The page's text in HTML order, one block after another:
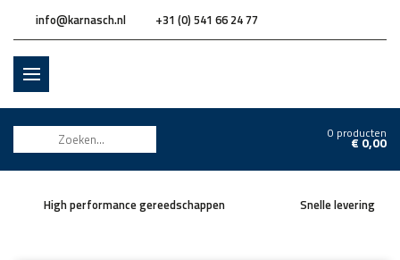
info@karnasch.nl +31 (0) 541 66 24 77
0 producten
€0,00
High performance gereedschappen Snelle levering